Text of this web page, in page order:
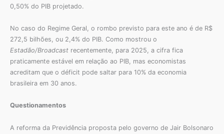
0,50% do PIB projetado.
No caso do Regime Geral, o rombo previsto para este ano é de R$
272,5 bilhões, ou 2,4% do PIB. Como mostrou o
Estadão/Broadcast recentemente, para 2025, a cifra fica
praticamente estável em relação ao PIB, mas economistas
acreditam que o déficit pode saltar para 10% da economia
brasileira em 30 anos.
Questionamentos
A reforma da Previdência proposta pelo governo de Jair Bolsonaro